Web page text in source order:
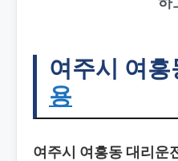
여주시 여흥
용
여주시 여흥동 대리운